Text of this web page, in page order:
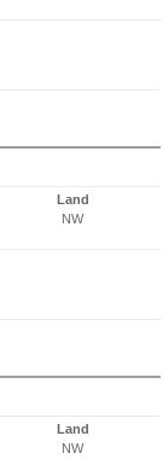
Land
NW
Land
NW